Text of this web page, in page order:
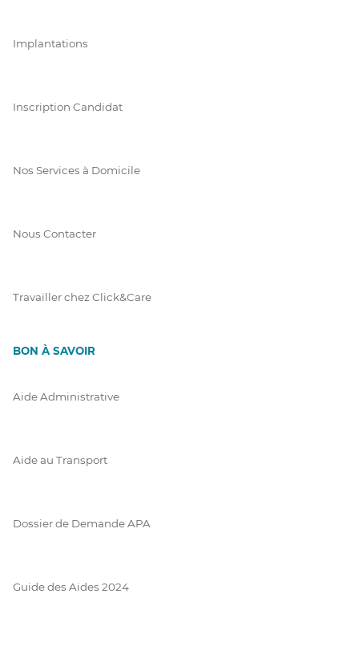
Implantations
Inscription Candidat
Nos Services à Domicile
Nous Contacter
Travailler chez Click&Care
BON À SAVOIR
Aide Administrative
Aide au Transport
Dossier de Demande APA
Guide des Aides 2024